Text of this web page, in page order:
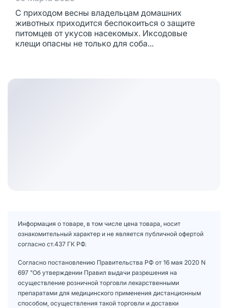
С приходом весны владельцам домашних
животных приходится беспокоиться о защите
питомцев от укусов насекомых. Иксодовые
клещи опасны не только для соба...
Информация о товаре, в том числе цена товара, носит
ознакомительный характер и не является публичной офертой
согласно ст.437 ГК РФ.
Согласно постановлению Правительства РФ от 16 мая 2020 N
697 "Об утверждении Правил выдачи разрешения на
осуществление розничной торговли лекарственными
препаратами для медицинского применения дистанционным
способом, осуществления такой торговли и доставки